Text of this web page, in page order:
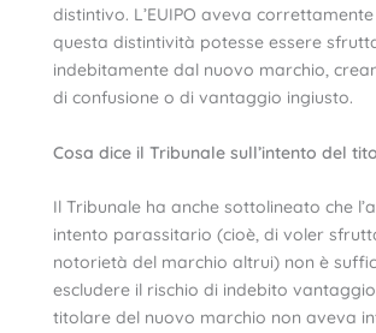
distintivo. L’EUIPO aveva
questa distintività potesse essere
indebitamente dal nuovo marchio,
di confusione o di vantaggio ingiusto.
Cosa dice il Tribunale sull’intento del
Il Tribunale ha anche sottolineato che
intento parassitario (cioè, di voler
notorietà del marchio altrui) non è
escludere il rischio di indebito
titolare del nuovo marchio non aveva